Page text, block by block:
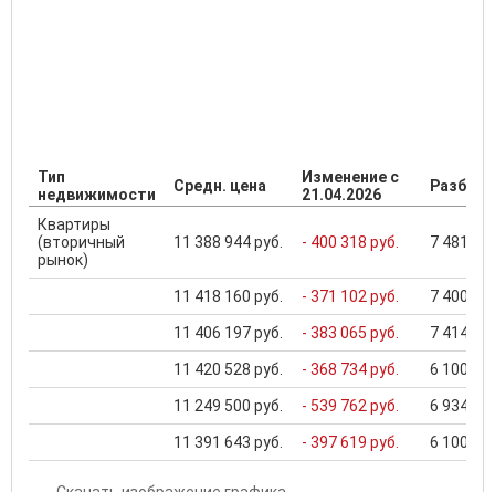
Тип
недвижимости
Средн. цена
Изменение с
21.04.2026
Квартиры
(вторичный
рынок)
11 388 944 руб. - 400 318 руб. 7 481
11 418 160 руб. - 371 102 руб. 7 400
11 406 197 руб. - 383 065 руб. 7 414
11 420 528 руб. - 368 734 руб. 6 100
11 249 500 руб. - 539 762 руб. 6 934
11 391 643 руб. - 397 619 руб. 6 100